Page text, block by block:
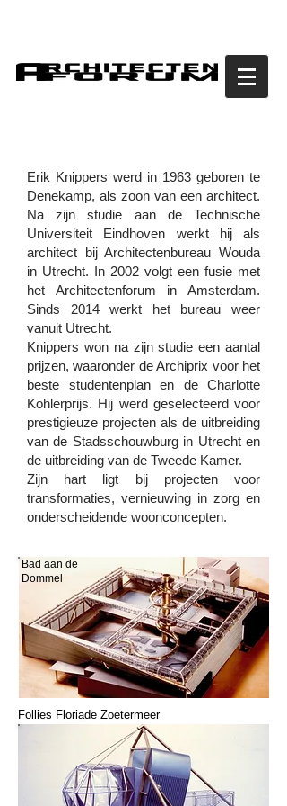
Erik Knippers werd in 1963 geboren te
Denekamp, als zoon van een architect.
Na zijn studie aan de Technische
Universiteit Eindhoven werkt hij als
architect bij Architectenbureau Wouda
in Utrecht. In 2002 volgt een fusie met
het Architectenforum in Amsterdam.
Sinds 2014 werkt het bureau weer
vanuit Utrecht.
Knippers won na zijn studie een aantal
prijzen, waaronder de Archiprix voor het
beste studentenplan en de Charlotte
Kohlerprijs. Hij werd geselecteerd voor
prestigieuze projecten als de uitbreiding
van de Stadsschouwburg in Utrecht en
de uitbreiding van de Tweede Kamer.
Zijn hart ligt bij projecten voor
transformaties, vernieuwing in zorg en
onderscheidende woonconcepten.
Bad aan de
Dommel
Follies Floriade Zoetermeer